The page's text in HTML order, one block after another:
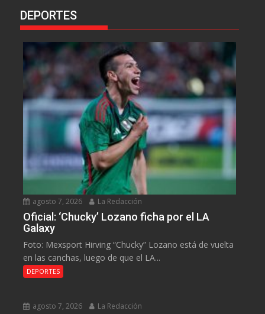
DEPORTES
agosto 7, 2026 La Redacción
Oficial: ‘Chucky’ Lozano ficha por el LA
Galaxy
Foto: Mexsport Hirving “Chucky” Lozano está de vuelta
en las canchas, luego de que el LA...
DEPORTES
agosto 7, 2026 La Redacción